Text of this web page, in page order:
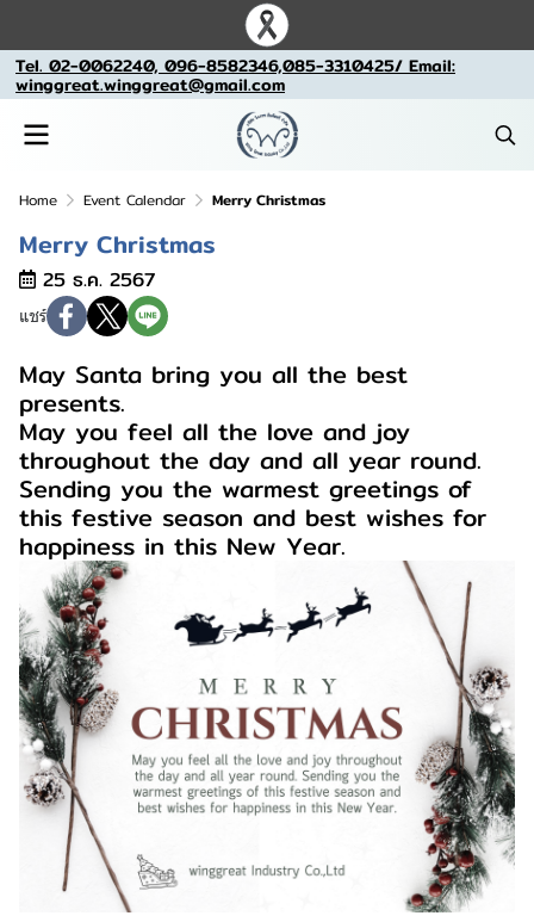
Tel. 02-0062240, 096-8582346,085-3310425/ Email:
winggreat.winggreat@gmail.com
Home Event Calendar Merry Christmas
Merry Christmas
25 ธ.ค. 2567
แชร์
May Santa bring you all the best
presents.
May you feel all the love and joy
throughout the day and all year round.
Sending you the warmest greetings of
this festive season and best wishes for
happiness in this New Year.